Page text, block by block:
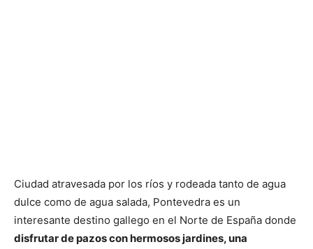
Ciudad atravesada por los ríos y rodeada tanto de agua
dulce como de agua salada, Pontevedra es un
interesante destino gallego en el Norte de España donde
disfrutar de pazos con hermosos jardines, una